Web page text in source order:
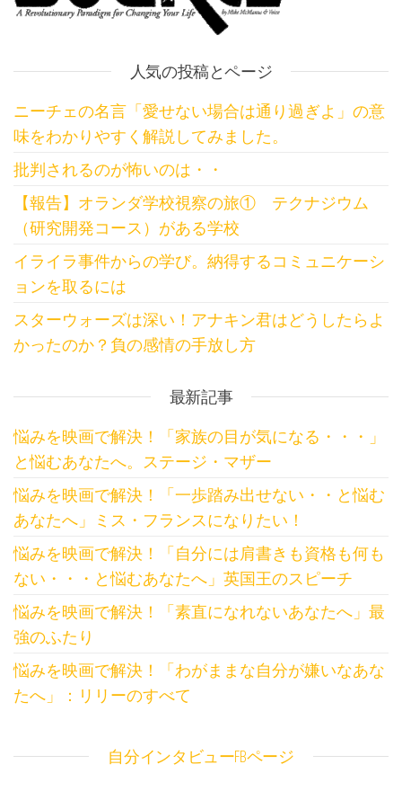
人気の投稿とページ
ニーチェの名言「愛せない場合は通り過ぎよ」の意
味をわかりやすく解説してみました。
批判されるのが怖いのは・・
【報告】オランダ学校視察の旅① テクナジウム
（研究開発コース）がある学校
イライラ事件からの学び。納得するコミュニケーシ
ョンを取るには
スターウォーズは深い！アナキン君はどうしたらよ
かったのか？負の感情の手放し方
最新記事
悩みを映画で解決！「家族の目が気になる・・・」
と悩むあなたへ。ステージ・マザー
悩みを映画で解決！「一歩踏み出せない・・と悩む
あなたへ」ミス・フランスになりたい！
悩みを映画で解決！「自分には肩書きも資格も何も
ない・・・と悩むあなたへ」英国王のスピーチ
悩みを映画で解決！「素直になれないあなたへ」最
強のふたり
悩みを映画で解決！「わがままな自分が嫌いなあな
たへ」：リリーのすべて
自分インタビューFBページ